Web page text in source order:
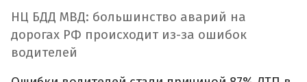
НЦ БДД МВД: большинство аварий на
дорогах РФ происходит из-за ошибок
водителей